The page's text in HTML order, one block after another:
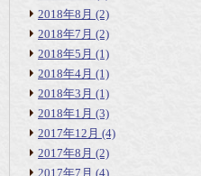
2018年8月 (2)
2018年7月 (2)
2018年5月 (1)
2018年4月 (1)
2018年3月 (1)
2018年1月 (3)
2017年12月 (4)
2017年8月 (2)
2017年7月 (4)